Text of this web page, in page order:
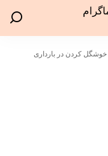
خوشگل کردن در بارداری